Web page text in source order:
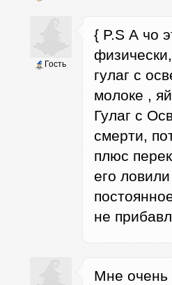
Гость
{ P.S А чо
гулаг с
молоке ,
Гулаг с
смерти,
плюс
его
не
Мне очень